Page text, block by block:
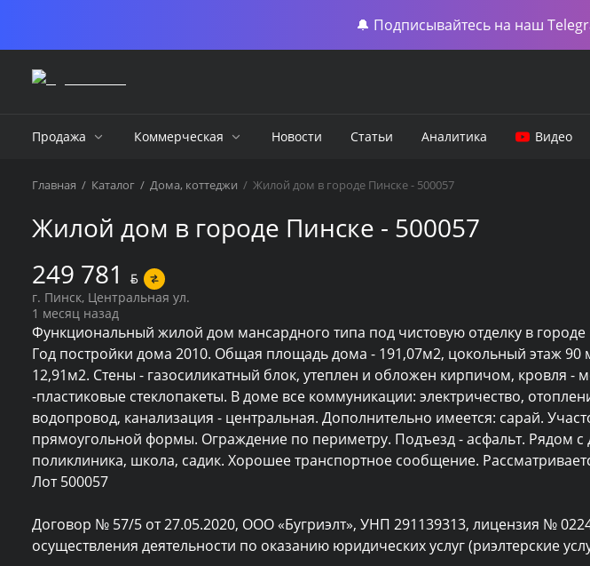
🔔 Подписывайтесь на наш
Продажа Коммерческая Новости Статьи Аналитика Видео
Главная / Каталог / Дома, коттеджи / Жилой дом в городе Пинске - 500057
Жилой дом в городе Пинске - 500057
249 781 BYN
г. Пинск, Центральная ул.
1 месяц назад
Функциональный жилой дом мансардного типа под чистовую отделку в
Год постройки дома 2010. Общая площадь дома - 191,07м2, цокольный этаж 90
12,91м2. Стены - газосиликатный блок, утеплен и обложен кирпичом, кровля -
-пластиковые стеклопакеты. В доме все коммуникации: электричество,
водопровод, канализация - центральная. Дополнительно имеется: сарай.
прямоугольной формы. Ограждение по периметру. Подъезд - асфальт. Рядом
поликлиника, школа, садик. Хорошее транспортное сообщение.
Лот 500057
Договор № 57/5 от 27.05.2020, ООО «Бугриэлт», УНП 291139313, лицензия №
осуществления деятельности по оказанию юридических услуг (риэлтерские